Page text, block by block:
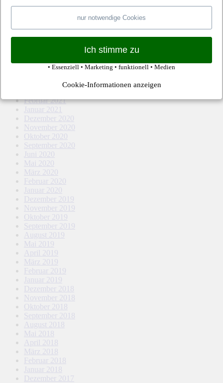
Dezember 2021
November 2021
August 2021
Februar 2021
Januar 2021
Dezember 2020
November 2020
Oktober 2020
September 2020
Juni 2020
Mai 2020
März 2020
Februar 2020
Januar 2020
Dezember 2019
November 2019
Oktober 2019
September 2019
August 2019
Mai 2019
April 2019
März 2019
Februar 2019
Januar 2019
Dezember 2018
November 2018
Oktober 2018
September 2018
August 2018
Mai 2018
April 2018
März 2018
Februar 2018
Januar 2018
Dezember 2017
nur notwendige Cookies
Ich stimme zu
• Essenziell • Marketing • funktionell • Medien
Cookie-Informationen anzeigen